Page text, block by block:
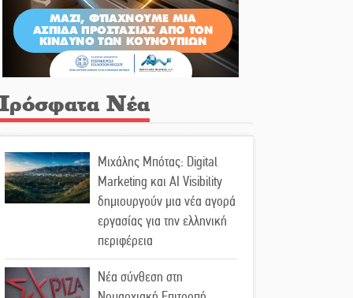
Νέα
Μιχάλης Μπότας: Digital
Marketing και AI Visibility
δημιουργούν μια νέα αγορά
εργασίας για την ελληνική
περιφέρεια
Νέα σύνθεση στη